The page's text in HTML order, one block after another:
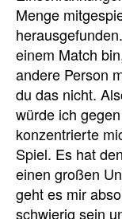
Menge
herausgefunden.
einem Match
andere Person
du das nicht.
würde ich
konzentrierte
Spiel. Es hat
einen großen
geht es mir
schwierig sein